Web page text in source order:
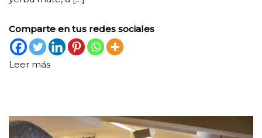
Comparte en tus redes sociales
Leer más